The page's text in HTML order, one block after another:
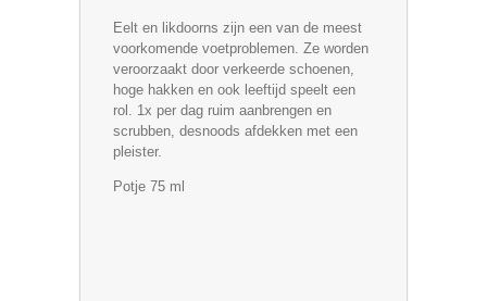
Eelt en likdoorns zijn een van de meest
voorkomende voetproblemen. Ze worden
veroorzaakt door verkeerde schoenen,
hoge hakken en ook leeftijd speelt een
rol. 1x per dag ruim aanbrengen en
scrubben, desnoods afdekken met een
pleister.
Potje 75 ml